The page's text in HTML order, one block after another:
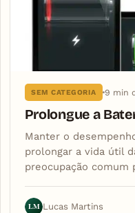
SEM CATEGORIA 9 min
Prolongue a
Manter o
prolongar a vida útil
preocupação comum
LM Lucas Martins